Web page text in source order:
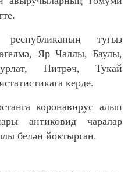
тугыз
Яр Чаллы, Баулы,
Питрәч, Тукай
керде.
коронавирус алып
антиковид чаралар
белән йоктырган.